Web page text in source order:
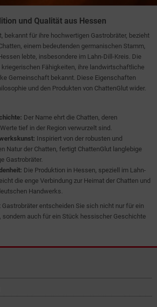
und Qualität aus Hessen
bekannt für ihre hochwertigen Gastrobräter, bezieht
einem bedeutenden germanischen Stamm,
lebte, insbesondere im Lahn-Dill-Kreis. Die
kriegerischen Fähigkeiten, ihre landwirtschaftliche
Gemeinschaft bekannt. Diese Eigenschaften
und den Produkten von ChattenGlut wider.
Der Name ehrt die Chatten, deren
tief in der Region verwurzelt sind.
Inspiriert von der robusten und
Natur der Chatten, fertigt ChattenGlut langlebige
Gastrobräter.
Die Produktion in Hessen, speziell im Lahn-
die enge Verbindung zur Heimat der Chatten und
Handwerks.
entscheiden Sie sich nicht nur für ein
auch für ein Stück hessischer Geschichte